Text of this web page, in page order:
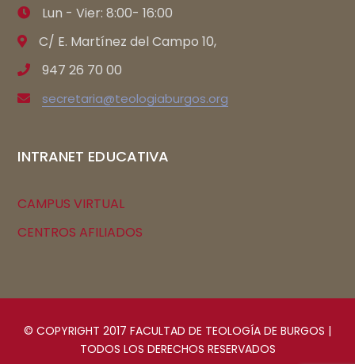
Lun - Vier: 8:00- 16:00
C/ E. Martínez del Campo 10,
947 26 70 00
secretaria@teologiaburgos.org
INTRANET EDUCATIVA
CAMPUS VIRTUAL
CENTROS AFILIADOS
© COPYRIGHT 2017 FACULTAD DE TEOLOGÍA DE BURGOS |
TODOS LOS DERECHOS RESERVADOS